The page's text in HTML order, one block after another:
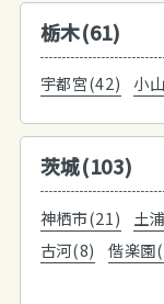
栃木(61)
宇都宮(42) 小
茨城(103)
神栖市(21) 土
古河(8)
偕楽園